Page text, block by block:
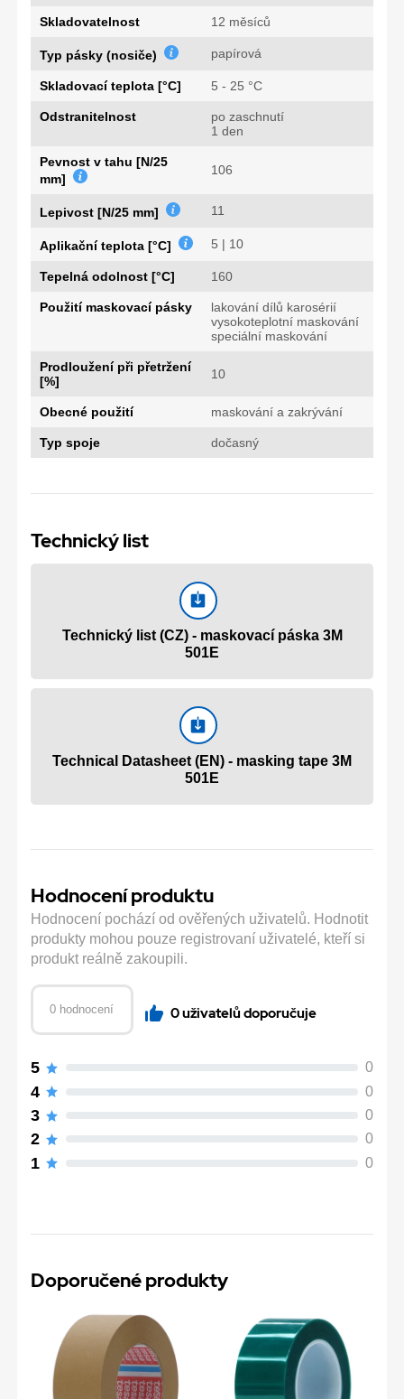
Skladovatelnost 12 měsíců
Typ pásky (nosiče) papírová
Skladovací teplota [°C] 5 - 25 °C
Odstranitelnost
po zaschnutí
1 den
Pevnost v tahu [N/25
mm]
106
Lepivost [N/25 mm] 11
Aplikační teplota [°C] 5 | 10
Tepelná odolnost [°C] 160
Použití maskovací pásky
lakování dílů karosérií
vysokoteplotní maskování
speciální maskování
Prodloužení při přetržení
[%]
10
Obecné použití maskování a zakrývání
Typ spoje dočasný
Technický list
Technický list (CZ) - maskovací páska 3M
501E
Technical Datasheet (EN) - masking tape 3M
501E
Hodnocení produktu
Hodnocení pochází od ověřených uživatelů. Hodnotit
produkty mohou pouze registrovaní uživatelé, kteří si
produkt reálně zakoupili.
0 hodnocení 0 uživatelů doporučuje
5 0
4 0
3 0
2 0
1 0
Doporučené produkty